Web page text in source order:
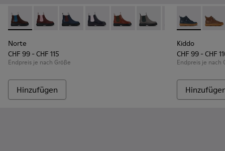
Norte - K900149-025 - Braune Kinderstiefelette aus Leder.
Norte - K900149-026
Norte - K900149-024 - Blaue
Norte - K900149-023
Norte - K900149-022 -
Norte - K900149-021 -
Norte -Norte -
Norte
CHF 99 - CHF 115
Endpreis je nach Größe
Hinzufügen
Kiddo -
Kiddo
CHF 99 - CHF
Endpreis je nach